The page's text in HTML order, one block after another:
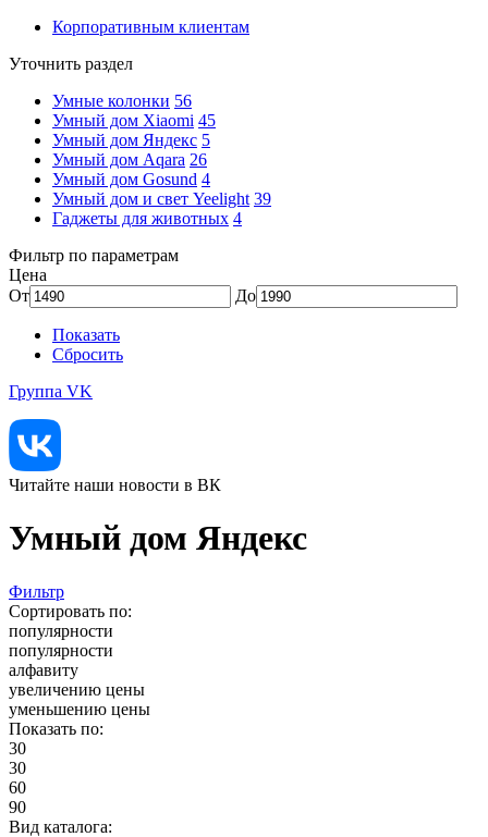
Корпоративным клиентам
Уточнить раздел
Умные колонки 56
Умный дом Xiaomi 45
Умный дом Яндекс 5
Умный дом Aqara 26
Умный дом Gosund 4
Умный дом и свет Yeelight 39
Гаджеты для животных 4
Фильтр по параметрам
Цена
От
До
Показать
Сбросить
Группа VK
Читайте наши новости в ВК
Умный дом Яндекс
Фильтр
Сортировать по:
популярности
популярности
алфавиту
увеличению цены
уменьшению цены
Показать по:
30
30
60
90
Вид каталога: